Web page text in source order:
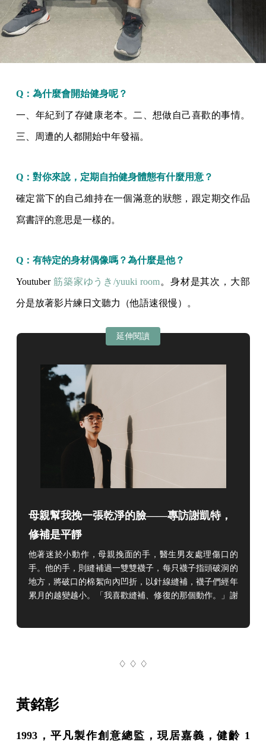
Q：為什麼會開始健身呢？
一、年紀到了存健康老本。二、想做自己喜歡的事情。
三、周遭的人都開始中年發福。
Q：對你來說，定期自拍健身體態有什麼用意？
確定當下的自己維持在一個滿意的狀態，跟定期交作品
寫書評的意思是一樣的。
Q： 有特定的身材偶像嗎？為什麼是他？
Youtuber 筋築家ゆうき/yuuki room。身材是其次，大部
分是放著影片練日文聽力（他語速很慢）。
延伸閱讀
母親幫我挽一張乾淨的臉——專訪謝凱特，
修補是平靜
他著迷於小動作，母親挽面的手，醫生男友處理傷口的
手。他的手，則縫補過一雙雙襪子，每只襪子指頭破洞的
地方，將破口的棉絮向內凹折，以針線縫補，襪子們經年
累月的越變越小。「我喜歡縫補、修復的那個動作。」謝
他摺衣、他為他掏耳朵、他替他處理甲溝炎，那樣平淡
♢ ♢ ♢
黃銘彰
1993，平凡製作創意總監，現居嘉義，健齡 1